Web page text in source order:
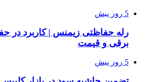
5 روز پیش
رله حفاظتی زیمنس | کاربرد در
برقی و قیمت
5 روز پیش